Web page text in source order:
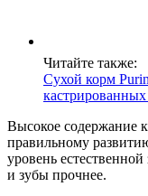
Читайте также:
Сухой корм
Высокое содержание
правильному
уровень
и зубы прочнее.